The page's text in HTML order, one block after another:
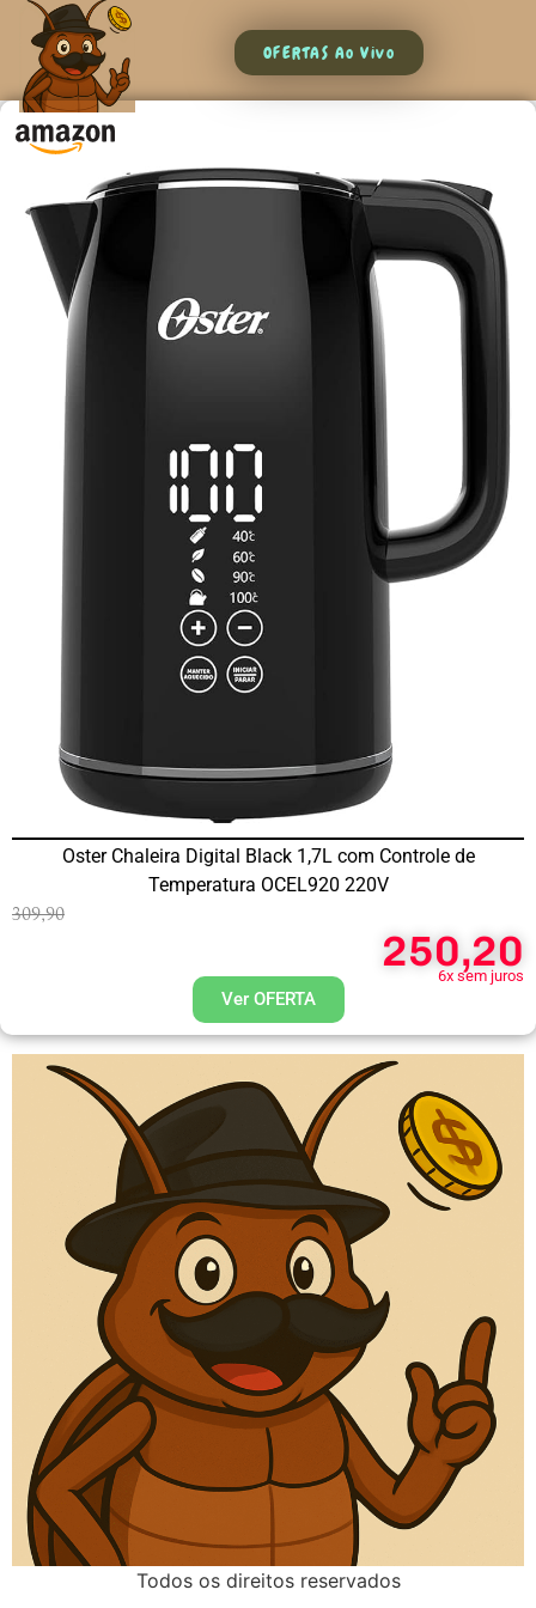
OFERTAS Ao Vivo
Oster Chaleira Digital Black 1,7L com Controle de
Temperatura OCEL920 220V
309,90
250,20
6x sem juros
Ver OFERTA
Todos os direitos reservados